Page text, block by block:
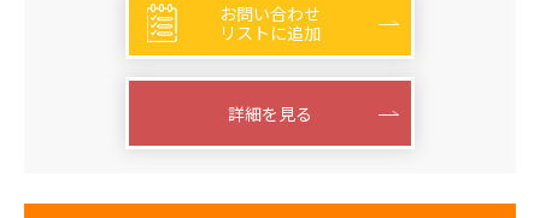
お問い合わせ
リストに追加
詳細を見る